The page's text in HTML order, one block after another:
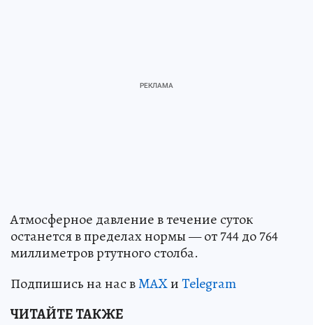
Атмосферное давление в течение суток
останется в пределах нормы — от 744 до 764
миллиметров ртутного столба.
Подпишись на нас вMAXиTelegram
ЧИТАЙТЕ ТАКЖЕ